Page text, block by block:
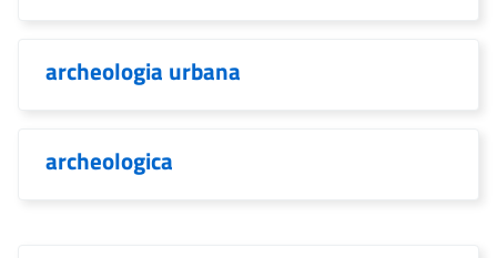
archeologia urbana
archeologica